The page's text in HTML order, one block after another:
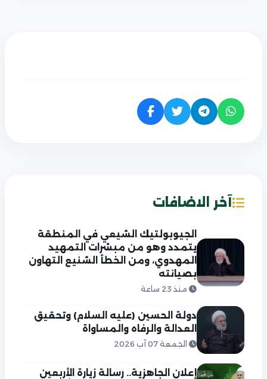
آخر الاضافات
الجيوبولتيك الشيعي في المنطقة
يتمدد وهو من مبشرات التمهيد
المهدوي، ومن الخطأ الشنيع التهاون
بصيانته
منذ 23 ساعة
دولة الحسين (عليه السلام) وتحقيق
العدالة والرفاه والمساواة
الجمعة 07 آب 2026
إعلان الجاهزية.. رسالة زيارة الأربعين